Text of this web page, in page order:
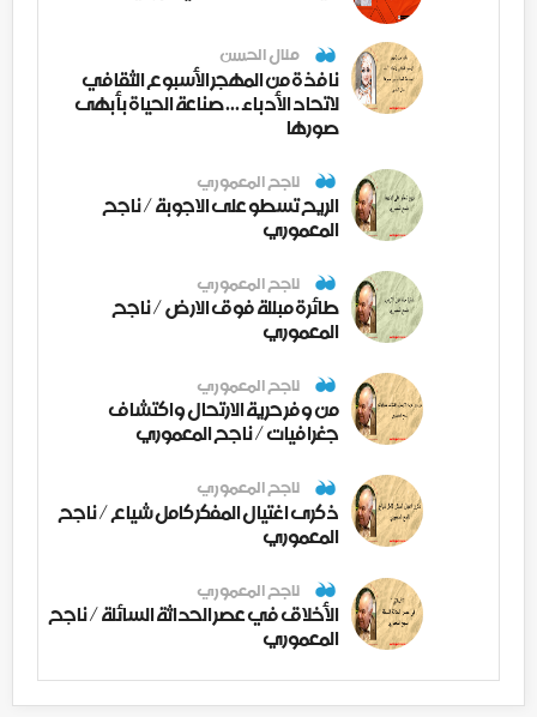
منال الحسن
نافذة من المهجر الأسبوع الثقافي
لاتحاد الأدباء ... صناعة الحياة بأبهى
صورها
ناجح المعموري
الريح تسطو على الاجوبة / ناجح
المعموري
ناجح المعموري
طائرة مبللة فوق الارض / ناجح
المعموري
ناجح المعموري
من وفر حرية الارتحال واكتشاف
جغرافيات / ناجح المعموري
ناجح المعموري
ذكرى اغتيال المفكر كامل شياع / ناجح
المعموري
ناجح المعموري
الأخلاق في عصر الحداثة السائلة / ناجح
المعموري